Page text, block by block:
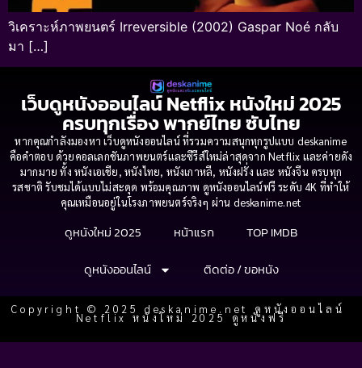
วิเคราะห์ภาพยนตร์ Irreversible (2002) Gaspar Noé กลับ
มา […]
เว็บดูหนังออนไลน์ Netflix หนังใหม่ 2025
ครบทุกเรื่อง พากย์ไทย ซับไทย
หากคุณกำลังมองหา เว็บดูหนังออนไลน์ ที่รวมความสนุกทุกรูปแบบ deskanime
คือคำตอบ ด้วยคอลเลกชันภาพยนตร์และซีรีส์ใหม่ล่าสุดจาก Netflix และค่ายดัง
มากมาย ทั้ง หนังเอเชีย, หนังไทย, หนังเกาหลี, หนังฝรั่ง และ หนังจีน ครบทุก
รสชาติ รับชมได้แบบไม่สะดุด พร้อมคุณภาพ ดูหนังออนไลน์ฟรี ระดับ 4K ที่ทำให้
คุณเหมือนอยู่ในโรงภาพยนตร์จริงๆ ผ่าน deskanime.net
ดูหนังใหม่ 2025 หน้าแรก
TOP IMDB
ดูหนังออนไลน์
ติดต่อ / ขอหนัง
Copyright © 2025 deskanime.net ดูหนังออนไลน์
Netflix หนังใหม่ 2025 ดูหนังฟรี